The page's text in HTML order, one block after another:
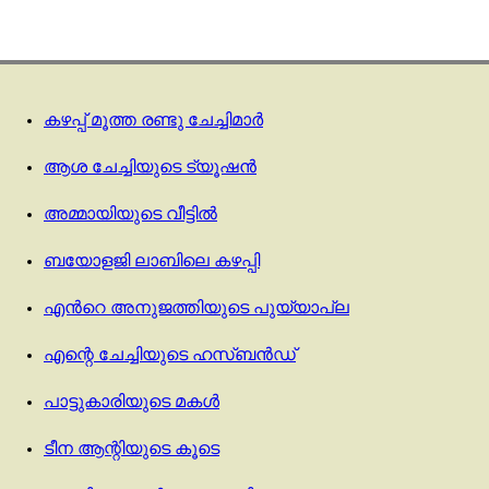
കഴപ്പ് മൂത്ത രണ്ടു ചേച്ചിമാർ
ആശ ചേച്ചിയുടെ ട്യൂഷൻ
അമ്മായിയുടെ വീട്ടിൽ
ബയോളജി ലാബിലെ കഴപ്പി
എന്‍റെ അനുജത്തിയുടെ പുയ്യാപ്ല
എന്റെ ചേച്ചിയുടെ ഹസ്ബൻഡ്
പാട്ടുകാരിയുടെ മകൾ
ടീന ആന്റിയുടെ കൂടെ